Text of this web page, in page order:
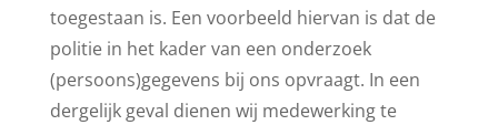
toegestaan is. Een voorbeeld hiervan is dat de
politie in het kader van een onderzoek
(persoons)gegevens bij ons opvraagt. In een
dergelijk geval dienen wij medewerking te